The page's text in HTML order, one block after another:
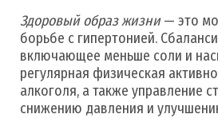
Здоровый образ жизни— это
борьбе с гипертонией.
включающее меньше соли и
регулярная физическая
алкоголя, а также управление
снижению давления и